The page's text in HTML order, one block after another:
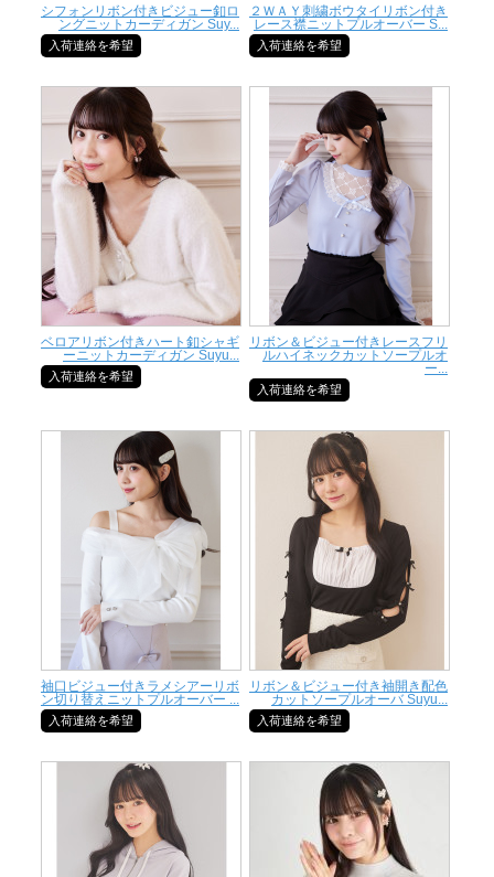
シフォンリボン付きビジュー釦ロ
ングニットカーディガン Suy...
入荷連絡を希望
２ＷＡＹ刺繍ボウタイリボン付き
レース襟ニットプルオーバー S...
入荷連絡を希望
ベロアリボン付きハート釦シャギ
ーニットカーディガン Suyu...
入荷連絡を希望
リボン＆ビジュー付きレースフリ
ルハイネックカットソープルオ
ー...
入荷連絡を希望
袖口ビジュー付きラメシアーリボ
ン切り替えニットプルオーバー ...
入荷連絡を希望
リボン＆ビジュー付き袖開き配色
カットソープルオーバ Suyu...
入荷連絡を希望